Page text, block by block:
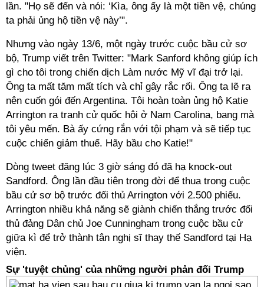
lần. "Họ sẽ đến và nói: ‘Kìa, ông ấy là một tiền vệ, chúng
ta phải ủng hộ tiền vệ này’".
Nhưng vào ngày 13/6, một ngày trước cuộc bầu cử sơ
bộ, Trump viết trên Twitter: "Mark Sanford không giúp ích
gì cho tôi trong chiến dịch Làm nước Mỹ vĩ đại trở lại.
Ông ta mất tăm mất tích và chỉ gây rắc rối. Ông ta lẽ ra
nên cuốn gói đến Argentina. Tôi hoàn toàn ủng hộ Katie
Arrington ra tranh cử quốc hội ở Nam Carolina, bang mà
tôi yêu mến. Bà ấy cứng rắn với tội phạm và sẽ tiếp tục
cuộc chiến giảm thuế. Hãy bầu cho Katie!"
Dòng tweet đăng lúc 3 giờ sáng đó đã hạ knock-out
Sandford. Ông lần đầu tiên trong đời để thua trong cuộc
bầu cử sơ bộ trước đối thủ Arrington với 2.500 phiếu.
Arrington nhiều khả năng sẽ giành chiến thắng trước đối
thủ đảng Dân chủ Joe Cunningham trong cuộc bầu cử
giữa kì để trở thành tân nghị sĩ thay thế Sandford tại Hạ
viện.
Sự 'tuyệt chủng' của những người phản đối Trump